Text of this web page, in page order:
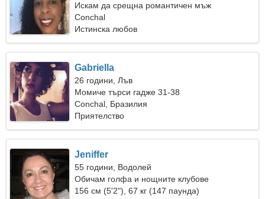
Искам да срещна романтичен мъж
Conchal
Истинска любов
Gabriella
26 години, Лъв
Момиче търси гадже 31-38
Conchal, Бразилия
Приятелство
Jeniffer
55 години, Водолей
Обичам голфа и нощните клубове
156 см (5'2"), 67 кг (147 паунда)